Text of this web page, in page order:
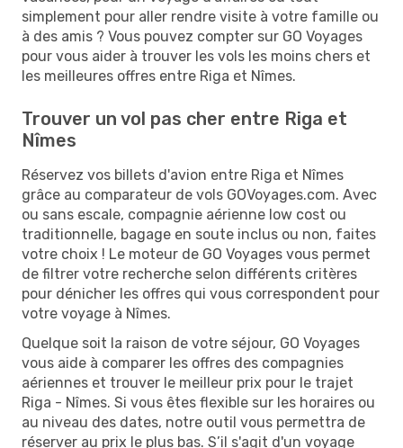
simplement pour aller rendre visite à votre famille ou
à des amis ? Vous pouvez compter sur GO Voyages
pour vous aider à trouver les vols les moins chers et
les meilleures offres entre Riga et Nîmes.
Trouver un vol pas cher entre Riga et
Nîmes
Réservez vos billets d'avion entre Riga et Nîmes
grâce au comparateur de vols GOVoyages.com. Avec
ou sans escale, compagnie aérienne low cost ou
traditionnelle, bagage en soute inclus ou non, faites
votre choix ! Le moteur de GO Voyages vous permet
de filtrer votre recherche selon différents critères
pour dénicher les offres qui vous correspondent pour
votre voyage à Nîmes.
Quelque soit la raison de votre séjour, GO Voyages
vous aide à comparer les offres des compagnies
aériennes et trouver le meilleur prix pour le trajet
Riga - Nîmes. Si vous êtes flexible sur les horaires ou
au niveau des dates, notre outil vous permettra de
réserver au prix le plus bas. S’il s'agit d'un voyage